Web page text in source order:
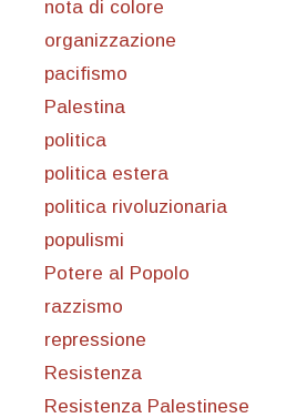
nota di colore
organizzazione
pacifismo
Palestina
politica
politica estera
politica rivoluzionaria
populismi
Potere al Popolo
razzismo
repressione
Resistenza
Resistenza Palestinese